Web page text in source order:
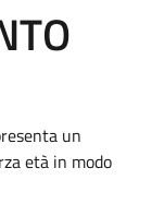
un
età in modo